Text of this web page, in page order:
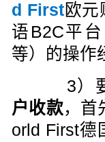
d First欧元
语B2C平
等）的操作
3）
户收款，首
orld First德